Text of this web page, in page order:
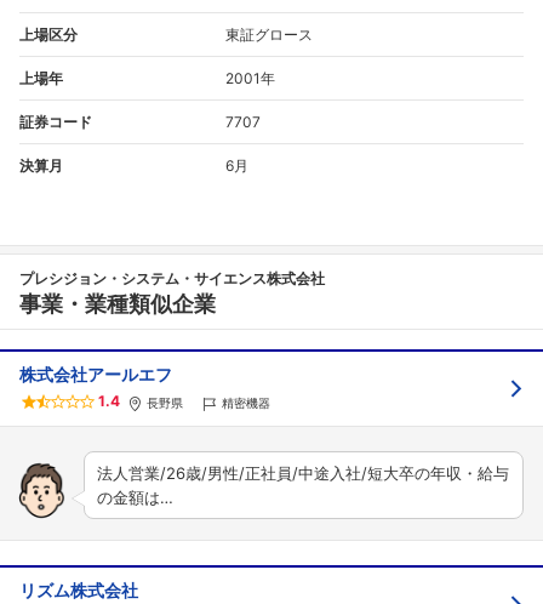
上場区分 東証グロース
上場年 2001年
証券コード 7707
決算月 6月
プレシジョン・システム・サイエンス株式会社
事業・業種類似企業
株式会社アールエフ
1.4 長野県 精密機器
法人営業/26歳/男性/正社員/中途入社/短大卒の年収・給与
の金額は…
リズム株式会社